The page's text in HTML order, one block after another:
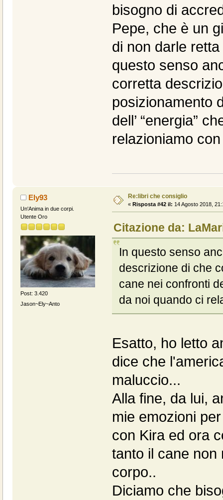
bisogno di
Pepe, che è un
di non darle
questo senso
corretta
posizionamento
dell’ “energia”
relazioniamo
Ely93
Un'Anima in due corpi.
Utente Oro
Post: 3.420
Jason~Ely~Anto
Re:libri che consiglio
« Risposta #42 il: 14 Agosto 2018,
Citazione da:
In questo senso
descrizione di che
cane nei confronti
da noi quando ci
Esatto, ho letto
dice che
maluccio...
Alla fine, da lui,
mie emozioni
con Kira ed ora
tanto il cane non
corpo..
Diciamo che